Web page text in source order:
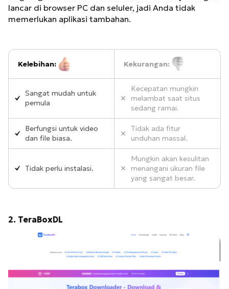
lancar di browser PC dan seluler, jadi Anda tidak
memerlukan aplikasi tambahan.
Kelebihan: Kekurangan:
Sangat mudah untuk
pemula
Kecepatan mungkin
melambat saat situs
sedang ramai.
Berfungsi untuk video
dan file biasa.
Tidak ada fitur
unduhan massal.
Tidak perlu instalasi.
Mungkin akan kesulitan
menangani ukuran file
yang sangat besar.
2. TeraBoxDL